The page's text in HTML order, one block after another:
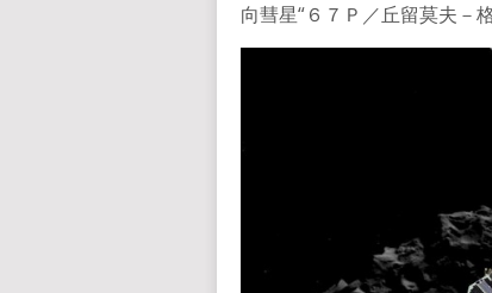
向彗星“６７Ｐ／丘留莫夫－